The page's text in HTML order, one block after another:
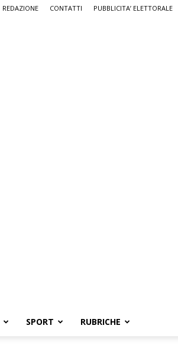
REDAZIONE CONTATTI PUBBLICITA’ ELETTORALE
SPORT RUBRICHE